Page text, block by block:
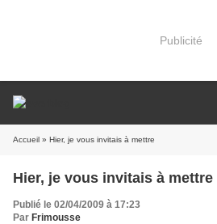
Publicité
Accueil » Hier, je vous invitais à mettre
Hier, je vous invitais à mettre
Publié le 02/04/2009 à 17:23
Par Frimousse